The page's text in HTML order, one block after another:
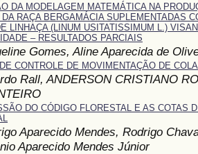
DA MODELAGEM MATEMÁTICA NA
RAÇA BERGAMÁCIA SUPLEMENTADAS
LINHAÇA (LINUM USITATISSIMUM L.)
– RESULTADOS PARCIAIS
Gomes, Aline Aparecida de
CONTROLE DE MOVIMENTAÇÃO DE
Rall, ANDERSON CRISTIANO
DO CÓDIGO FLORESTAL E AS COTAS
Aparecido Mendes, Rodrigo
Aparecido Mendes Júnior